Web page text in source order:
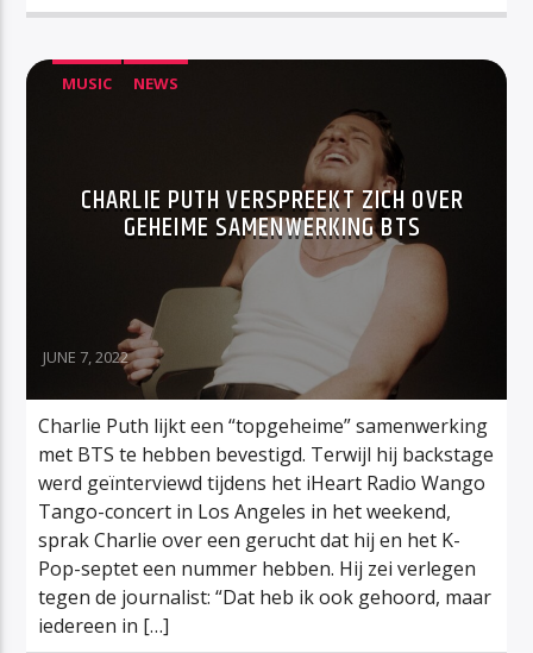
MUSIC NEWS
CHARLIE PUTH VERSPREEKT ZICH OVER
GEHEIME SAMENWERKING BTS
JUNE 7, 2022
Charlie Puth lijkt een “topgeheime” samenwerking
met BTS te hebben bevestigd. Terwijl hij backstage
werd geïnterviewd tijdens het iHeart Radio Wango
Tango-concert in Los Angeles in het weekend,
sprak Charlie over een gerucht dat hij en het K-
Pop-septet een nummer hebben. Hij zei verlegen
tegen de journalist: “Dat heb ik ook gehoord, maar
iedereen in […]